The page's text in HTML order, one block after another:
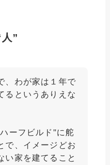
”
、わが家は１年で
るというありえな
ーフビルド"に舵
で、イメージどお
い家を建てること